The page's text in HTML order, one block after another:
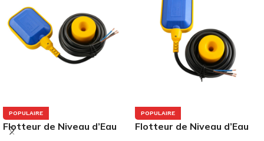
POPULAIRE
Flotteur de Niveau d’Eau
POPULAIRE
Flotteur de Niveau d’Eau